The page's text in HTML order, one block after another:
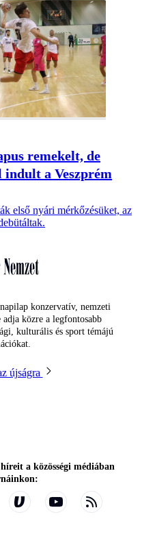
remekelt, de
a Veszprém
első nyári mérkőzésüket, az
konzervatív, nemzeti
közre a legfontosabb
kulturális és sport témájú
újságra
a közösségi médiában